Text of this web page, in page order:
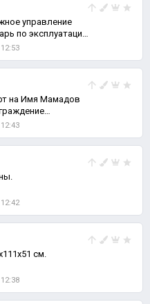
управление
по эксплуатации
оборудования.
на Имя Мамадов
см.